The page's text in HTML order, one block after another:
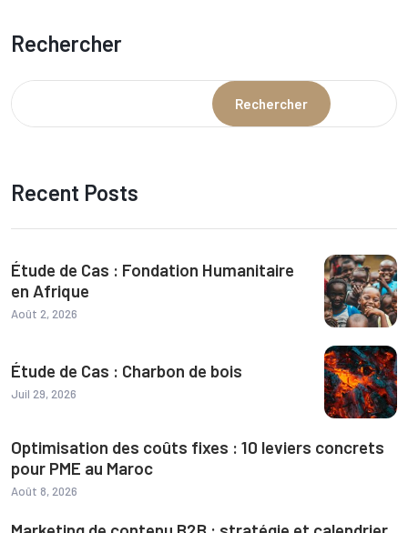
Rechercher
Rechercher
Recent Posts
Étude de Cas : Fondation Humanitaire
en Afrique
Août 2, 2026
Étude de Cas : Charbon de bois
Juil 29, 2026
Optimisation des coûts fixes : 10 leviers concrets
pour PME au Maroc
Août 8, 2026